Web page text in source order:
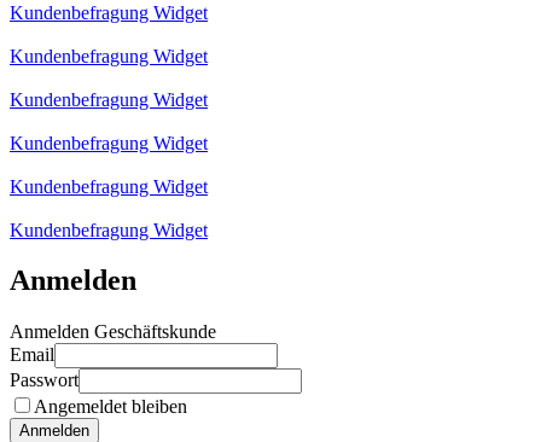
Kundenbefragung Widget
Kundenbefragung Widget
Kundenbefragung Widget
Kundenbefragung Widget
Kundenbefragung Widget
Kundenbefragung Widget
Anmelden
Anmelden Geschäftskunde
Email
Passwort
Angemeldet bleiben
Anmelden